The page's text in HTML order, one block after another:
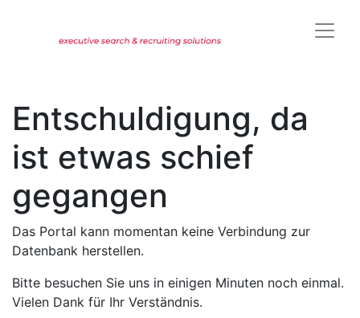
Entschuldigung, da
ist etwas schief
gegangen
Das Portal kann momentan keine Verbindung zur
Datenbank herstellen.
Bitte besuchen Sie uns in einigen Minuten noch einmal.
Vielen Dank für Ihr Verständnis.